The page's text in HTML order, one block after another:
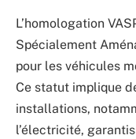
L’homologation
Spécialement
pour les véhicules
Ce statut implique
installations,
l’électricité,